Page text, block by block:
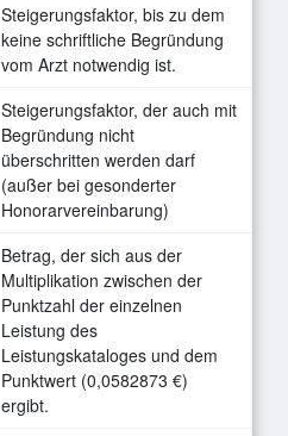
Steigerungsfaktor, bis zu dem
keine schriftliche Begründung
vom Arzt notwendig ist.
Steigerungsfaktor, der auch mit
Begründung nicht
überschritten werden darf
(außer bei gesonderter
Honorarvereinbarung)
Betrag, der sich aus der
Multiplikation zwischen der
Punktzahl der einzelnen
Leistung des
Leistungskataloges und dem
Punktwert (0,0582873 €)
ergibt.